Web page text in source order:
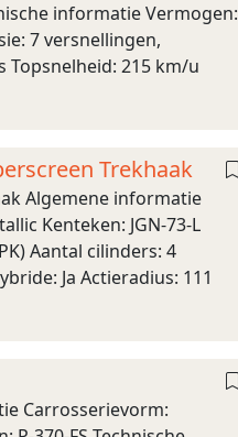
informatie Vermogen:
7 versnellingen,
Topsnelheid: 215 km/u
Trekhaak
Algemene informatie
Kenteken: JGN-73-L
Aantal cilinders: 4
Ja Actieradius: 111
Carrosserievorm: